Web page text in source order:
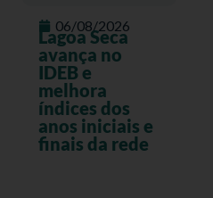
06/08/2026
Lagoa Seca
avança no
IDEB e
melhora
índices dos
anos iniciais e
finais da rede